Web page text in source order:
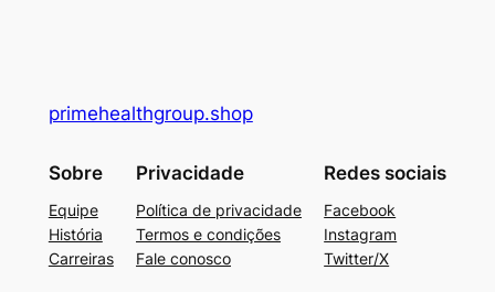
primehealthgroup.shop
Sobre
Equipe
História
Carreiras
Privacidade
Política de privacidade
Termos e condições
Fale conosco
Redes sociais
Facebook
Instagram
Twitter/X